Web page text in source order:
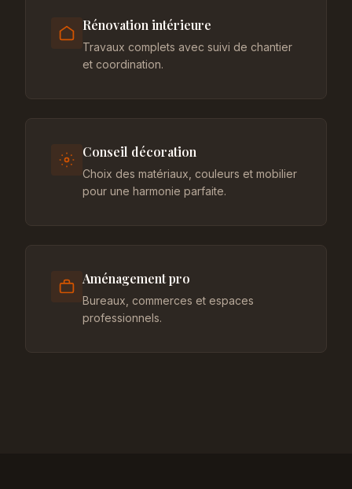
Rénovation intérieure
Travaux complets avec suivi de chantier
et coordination.
Conseil décoration
Choix des matériaux, couleurs et mobilier
pour une harmonie parfaite.
Aménagement pro
Bureaux, commerces et espaces
professionnels.